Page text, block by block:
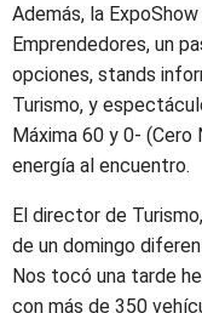
Además, la
Emprendedores, un
opciones, stands
Turismo, y
Máxima 60 y 0-
energía al encuentro.
El director de
de un domingo
Nos tocó una tarde
con más de 350